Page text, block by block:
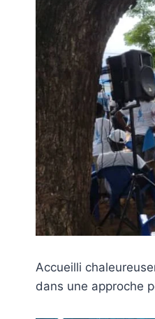
Accueilli
dans une approche